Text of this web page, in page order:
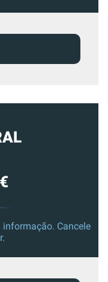
Cancele